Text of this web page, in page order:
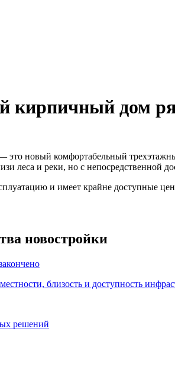
дом
это новый комфортабельный
леса и реки, но с непосредственной
и имеет крайне доступные
новостройки
близость и доступность
решений